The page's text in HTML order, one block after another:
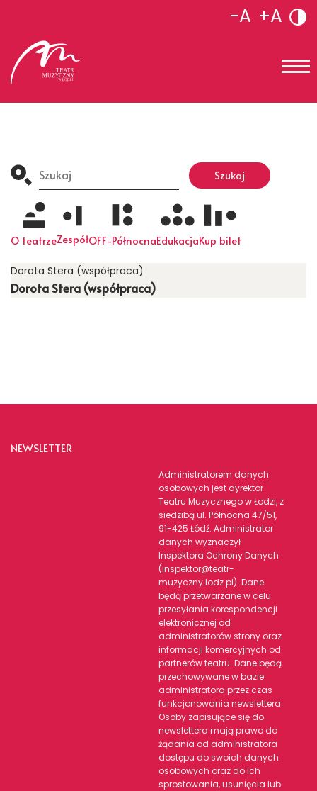
-A +A
for:
Szukaj
O teatrzeZespółOFF-PółnocnaEdukacjaKup bilet
Dorota Stera (współpraca)
Dorota Stera (współpraca)
NEWSLETTER
Administratorem danych
osobowych jest dyrektor
Teatru Muzycznego w Łodzi, z
siedzibą ul. Północna 47/51,
91-425 Łódź. Administrator
danych wyznaczył
Inspektora Ochrony Danych
(inspektor@teatr-
muzyczny.lodz.pl). Dane
będą przetwarzane w celu
przesyłania korespondencji
elektronicznej od
administratorów strony oraz
informacji komercyjnych od
partnerów teatru. Dane będą
przechowywane w bazie
administratora przez czas
funkcjonowania newslettera.
Osoby zapisujące się do
newslettera mają prawo do
żądania od administratora
dostępu do swoich danych
osobowych oraz do ich
sprostowania, usunięcia lub